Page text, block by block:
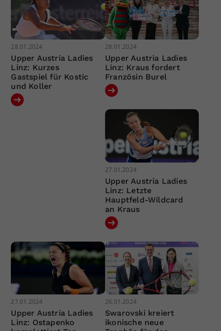
28.01.2024
Upper Austria Ladies
Linz: Kurzes
Gastspiel für Kostic
und Koller
28.01.2024
Upper Austria Ladies
Linz: Kraus fordert
Französin Burel
27.01.2024
Upper Austria Ladies
Linz: Letzte
Hauptfeld-Wildcard
an Kraus
27.01.2024
Upper Austria Ladies
Linz: Ostapenko
26.01.2024
Swarovski kreiert
ikonische neue